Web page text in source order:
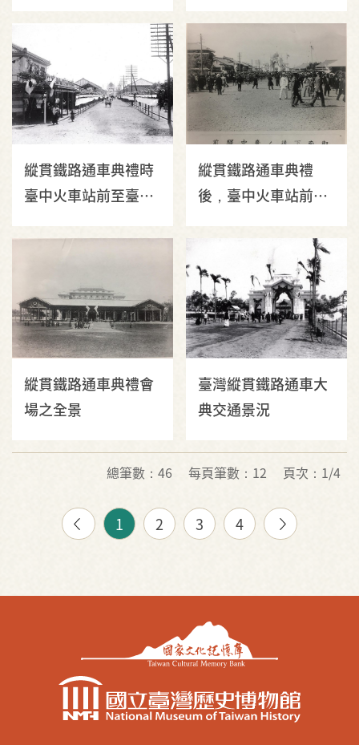
（二）
縱貫鐵路通車典禮時
臺中火車站前至臺中
縱貫鐵路通車典禮
後，臺中火車站前情
縱貫鐵路通車典禮會
場之全景
臺灣縱貫鐵路通車大
典交通景況
總筆數：46 每頁筆數：12 頁次：1/4
1 2 3 4